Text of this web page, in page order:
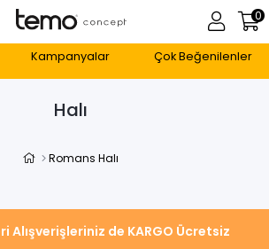
Kampanyalar Çok Beğenilenler
0
Halı
Romans Halı